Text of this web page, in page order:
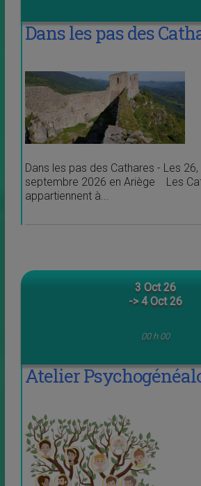
Dans les pas des
Dans les pas des Cathares - Les
septembre 2026 en Ariège Les
appartiennent à...
3 Oct 26
-> 4 Oct 26
00 h 00
Atelier